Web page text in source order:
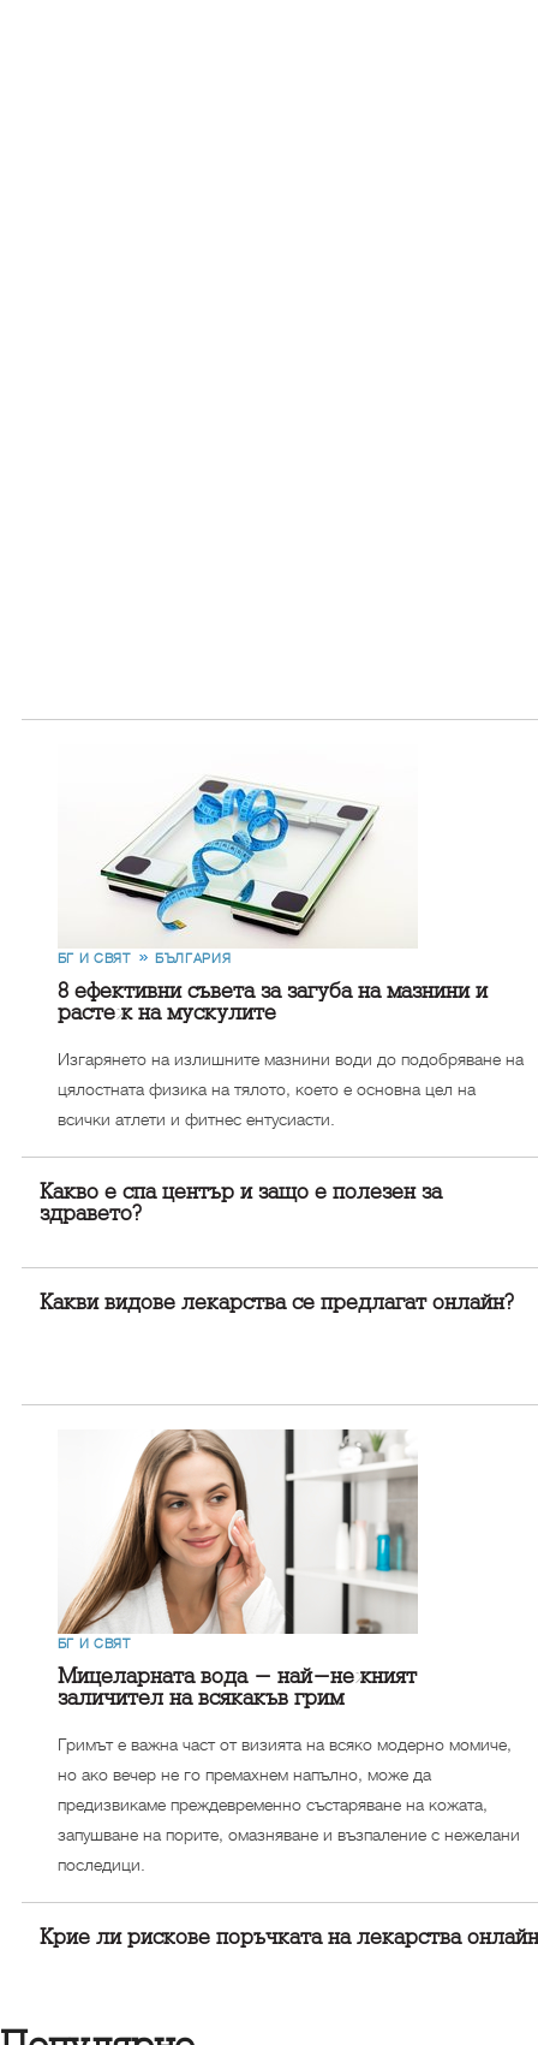
БГ И СВЯТ БЪЛГАРИЯ
8 ефективни съвета за загуба на мазнини и
растеж на мускулите
Изгарянето на излишните мазнини води до подобряване на
цялостната физика на тялото, което е основна цел на
всички атлети и фитнес ентусиасти.
Какво е спа център и защо е полезен за
здравето?
Какви видове лекарства се предлагат онлайн?
БГ И СВЯТ
Мицеларната вода - най-нежният
заличител на всякакъв грим
Гримът е важна част от визията на всяко модерно момиче,
но ако вечер не го премахнем напълно, може да
предизвикаме преждевременно състаряване на кожата,
запушване на порите, омазняване и възпаление с нежелани
последици.
Крие ли рискове поръчката на лекарства онлайн